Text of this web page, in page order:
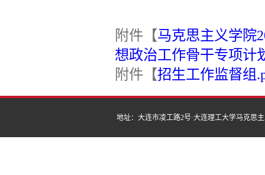
附件【马克思主义学院
想政治工作骨干专项计
附件【招生工作监督组
地址：大连市凌工路2号·大连理工大学马克思主